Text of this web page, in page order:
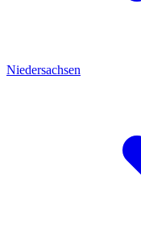
Niedersachsen